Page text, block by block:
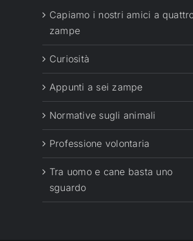
Capiamo i nostri amici a
zampe
Curiosità
Appunti a sei zampe
Normative sugli animali
Professione volontaria
Tra uomo e cane basta uno
sguardo